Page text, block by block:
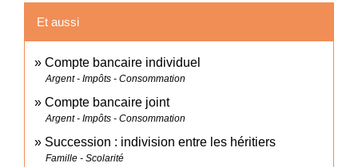
Et aussi
Compte bancaire individuel
Argent - Impôts - Consommation
Compte bancaire joint
Argent - Impôts - Consommation
Succession : indivision entre les héritiers
Famille - Scolarité